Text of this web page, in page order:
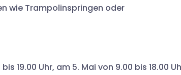
wie Trampolinspringen oder
19.00 Uhr, am 5. Mai von 9.00 bis 18.00